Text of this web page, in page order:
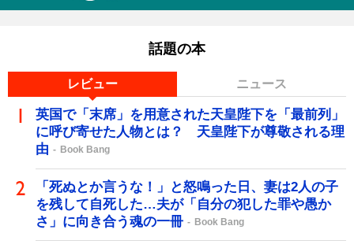
話題の本
レビュー ニュース
英国で「末席」を用意された天皇陛下を「最前列」
に呼び寄せた人物とは？ 天皇陛下が尊敬される理
由
Book Bang
「死ぬとか言うな！」と怒鳴った日、妻は2人の子
を残して自死した…夫が「自分の犯した罪や愚か
さ」に向き合う魂の一冊
Book Bang